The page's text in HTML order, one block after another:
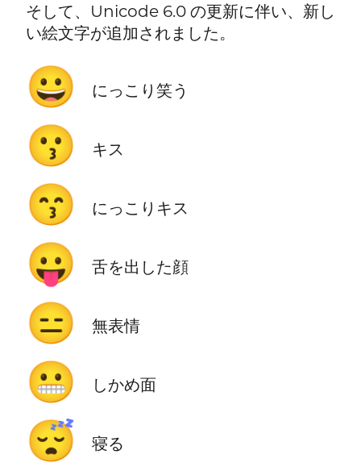
そして、Unicode 6.0 の更新に伴い、新し
い絵文字が追加されました。
😀 にっこり笑う
😗 キス
😙 にっこりキス
😛 舌を出した顔
😑 無表情
😬 しかめ面
😴 寝る